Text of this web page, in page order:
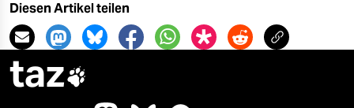
genossenschaft
Diesen Artikel teilen
taz